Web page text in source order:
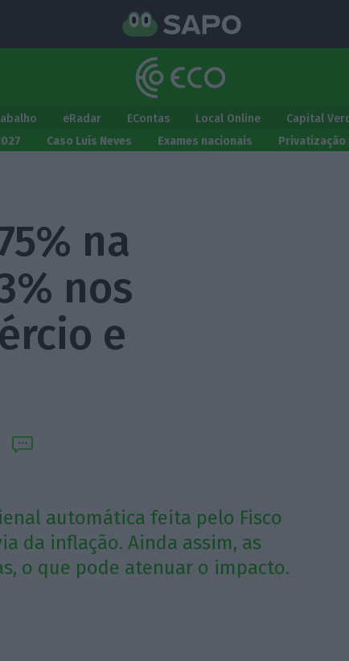
eRadar EContas Local Online Capital
Caso Luís Neves Exames nacionais Privatização
na
nos
e
automática feita pelo Fisco
da inflação. Ainda assim, as
o que pode atenuar o impacto.